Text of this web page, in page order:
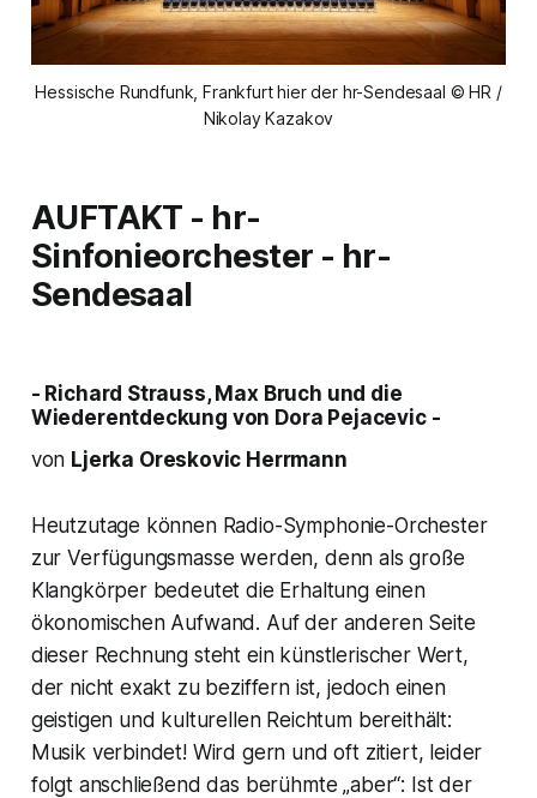
Hessische Rundfunk, Frankfurt hier der hr-Sendesaal © HR /
Nikolay Kazakov
AUFTAKT - hr-
Sinfonieorchester - hr-
Sendesaal
- Richard Strauss, Max Bruch und die
Wiederentdeckung von Dora Pejacevic -
von Ljerka Oreskovic Herrmann
Heutzutage können Radio-Symphonie-Orchester
zur Verfügungsmasse werden, denn als große
Klangkörper bedeutet die Erhaltung einen
ökonomischen Aufwand. Auf der anderen Seite
dieser Rechnung steht ein künstlerischer Wert,
der nicht exakt zu beziffern ist, jedoch einen
geistigen und kulturellen Reichtum bereithält:
Musik verbindet! Wird gern und oft zitiert, leider
folgt anschließend das berühmte „aber“: Ist der